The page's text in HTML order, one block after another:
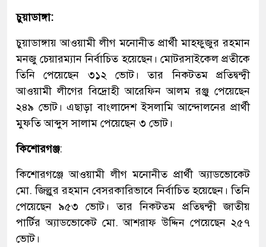
চুয়াডাঙ্গা:
চুয়াডাঙ্গায় আওয়ামী লীগ মনোনীত প্রার্থী মাহফুজুর রহমান
মনজু চেয়ারম্যান নির্বাচিত হয়েছেন। মোটরসাইকেল প্রতীকে
তিনি পেয়েছেন ৩১২ ভোট। তার নিকটতম প্রতিদ্বন্দ্বী
আওয়ামী লীগের বিদ্রোহী আরেফিন আলম রঞ্জু পেয়েছেন
২৪৯ ভোট। এছাড়া বাংলাদেশ ইসলামি আন্দোলনের প্রার্থী
মুফতি আব্দুস সালাম পেয়েছেন ৩ ভোট।
কি‌শোরগ‌ঞ্জ:
কি‌শোরগ‌ঞ্জে আওয়ামী লীগ মনোনীত প্রার্থী অ্যাডভোকেট
মো. জিল্লুর রহমান বেসরকা‌রিভা‌বে নির্বা‌চিত হ‌য়ে‌ছেন। তি‌নি
পেয়েছেন ৯৫৩ ভোট। তার নিকটতম প্রতিদ্ব‌ন্দ্বী জাতীয়
পা‌র্টির অ্যাডভোকেট মো. আশরাফ উ‌দ্দিন পে‌য়ে‌ছেন ২৫৭
ভোট।